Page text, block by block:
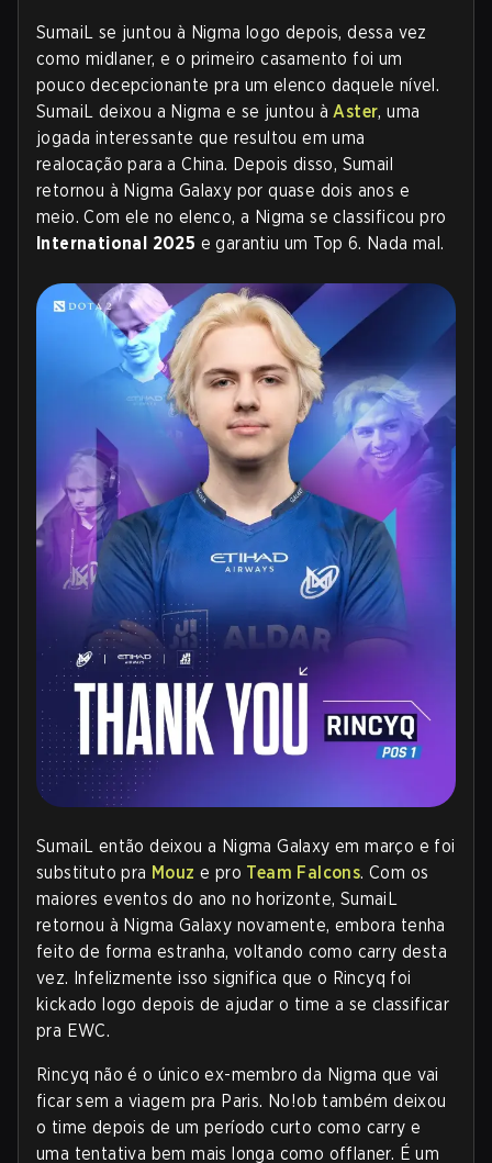
SumaiL se juntou à Nigma logo depois, dessa vez
como midlaner, e o primeiro casamento foi um
pouco decepcionante pra um elenco daquele nível.
SumaiL deixou a Nigma e se juntou à Aster, uma
jogada interessante que resultou em uma
realocação para a China. Depois disso, Sumail
retornou à Nigma Galaxy por quase dois anos e
meio. Com ele no elenco, a Nigma se classificou pro
International 2025 e garantiu um Top 6. Nada mal.
SumaiL então deixou a Nigma Galaxy em março e foi
substituto pra Mouz e pro Team Falcons. Com os
maiores eventos do ano no horizonte, SumaiL
retornou à Nigma Galaxy novamente, embora tenha
feito de forma estranha, voltando como carry desta
vez. Infelizmente isso significa que o Rincyq foi
kickado logo depois de ajudar o time a se classificar
pra EWC.
Rincyq não é o único ex-membro da Nigma que vai
ficar sem a viagem pra Paris. No!ob também deixou
o time depois de um período curto como carry e
uma tentativa bem mais longa como offlaner. É um